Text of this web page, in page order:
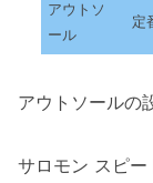
アウトソ
ール
定
アウトソールの
サロモン スピ